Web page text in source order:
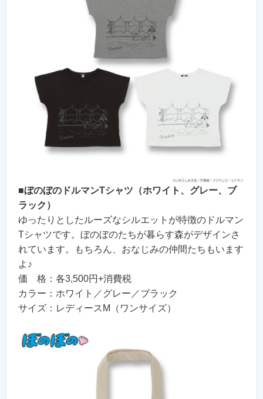
■ぼのぼのドルマンTシャツ（ホワイト、グレー、ブ
ラック）
ゆったりとしたルーズなシルエットが特徴のドルマン
Tシャツです。ぼのぼのたちが暮らす森がデザインさ
れています。もちろん、おなじみの仲間たちもいます
よ♪
価 格：各3,500円+消費税
カラー：ホワイト／グレー／ブラック
サイズ：レディースM（ワンサイズ）